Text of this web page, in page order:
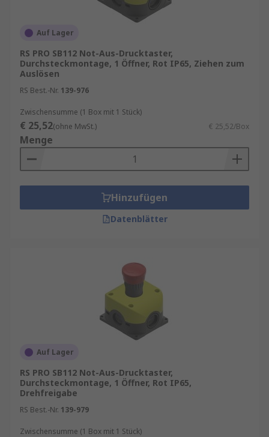
Auf Lager
RS PRO SB112 Not-Aus-Drucktaster,
Durchsteckmontage, 1 Öffner, Rot IP65, Ziehen zum
Auslösen
RS Best.-Nr. 139-976
Zwischensumme (1 Box mit 1 Stück)
€ 25,52(ohne MwSt.) € 25,52/Box
Menge
Hinzufügen
Datenblätter
Auf Lager
RS PRO SB112 Not-Aus-Drucktaster,
Durchsteckmontage, 1 Öffner, Rot IP65,
Drehfreigabe
RS Best.-Nr. 139-979
Zwischensumme (1 Box mit 1 Stück)